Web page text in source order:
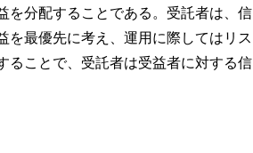
を分配することである。受託者は、信
を最優先に考え、運用に際してはリス
ることで、受託者は受益者に対する信